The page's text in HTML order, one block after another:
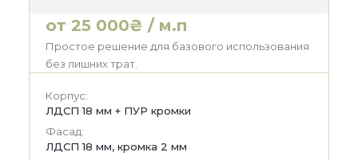
от 25 000₴ / м.п
Простое решение для базового использования
без лишних трат.
Корпус:
ЛДСП 18 мм + ПУР кромки
Фасад:
ЛДСП 18 мм, кромка 2 мм